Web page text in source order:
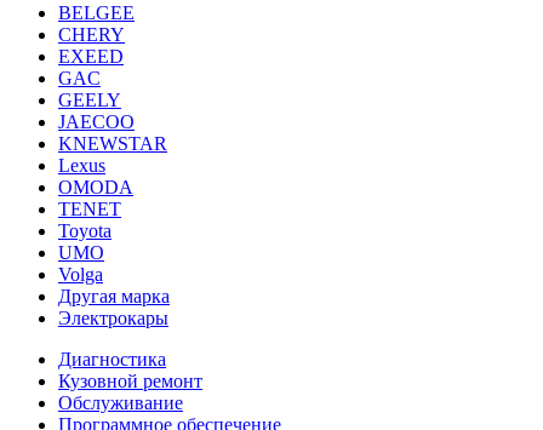
BELGEE
CHERY
EXEED
GAC
GEELY
JAECOO
KNEWSTAR
Lexus
OMODA
TENET
Toyota
UMO
Volga
Другая марка
Электрокары
Диагностика
Кузовной ремонт
Обслуживание
Программное обеспечение